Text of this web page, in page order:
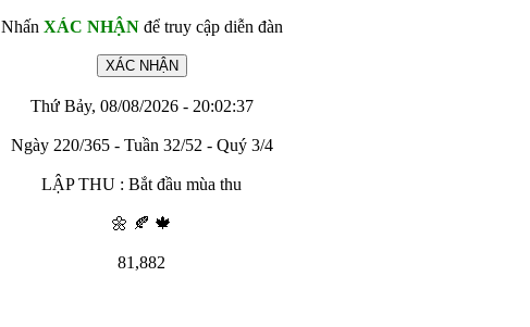
Nhấn XÁC NHẬNđể truy cập diễn đàn
Thứ Bảy, 08/08/2026 - 20:02:37
Ngày 220/365 - Tuần 32/52 - Quý 3/4
LẬP THU : Bắt đầu mùa thu
🌼 🍂 🍁
81,882